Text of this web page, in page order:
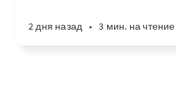
2 дня назад • 3 мин. на чтение